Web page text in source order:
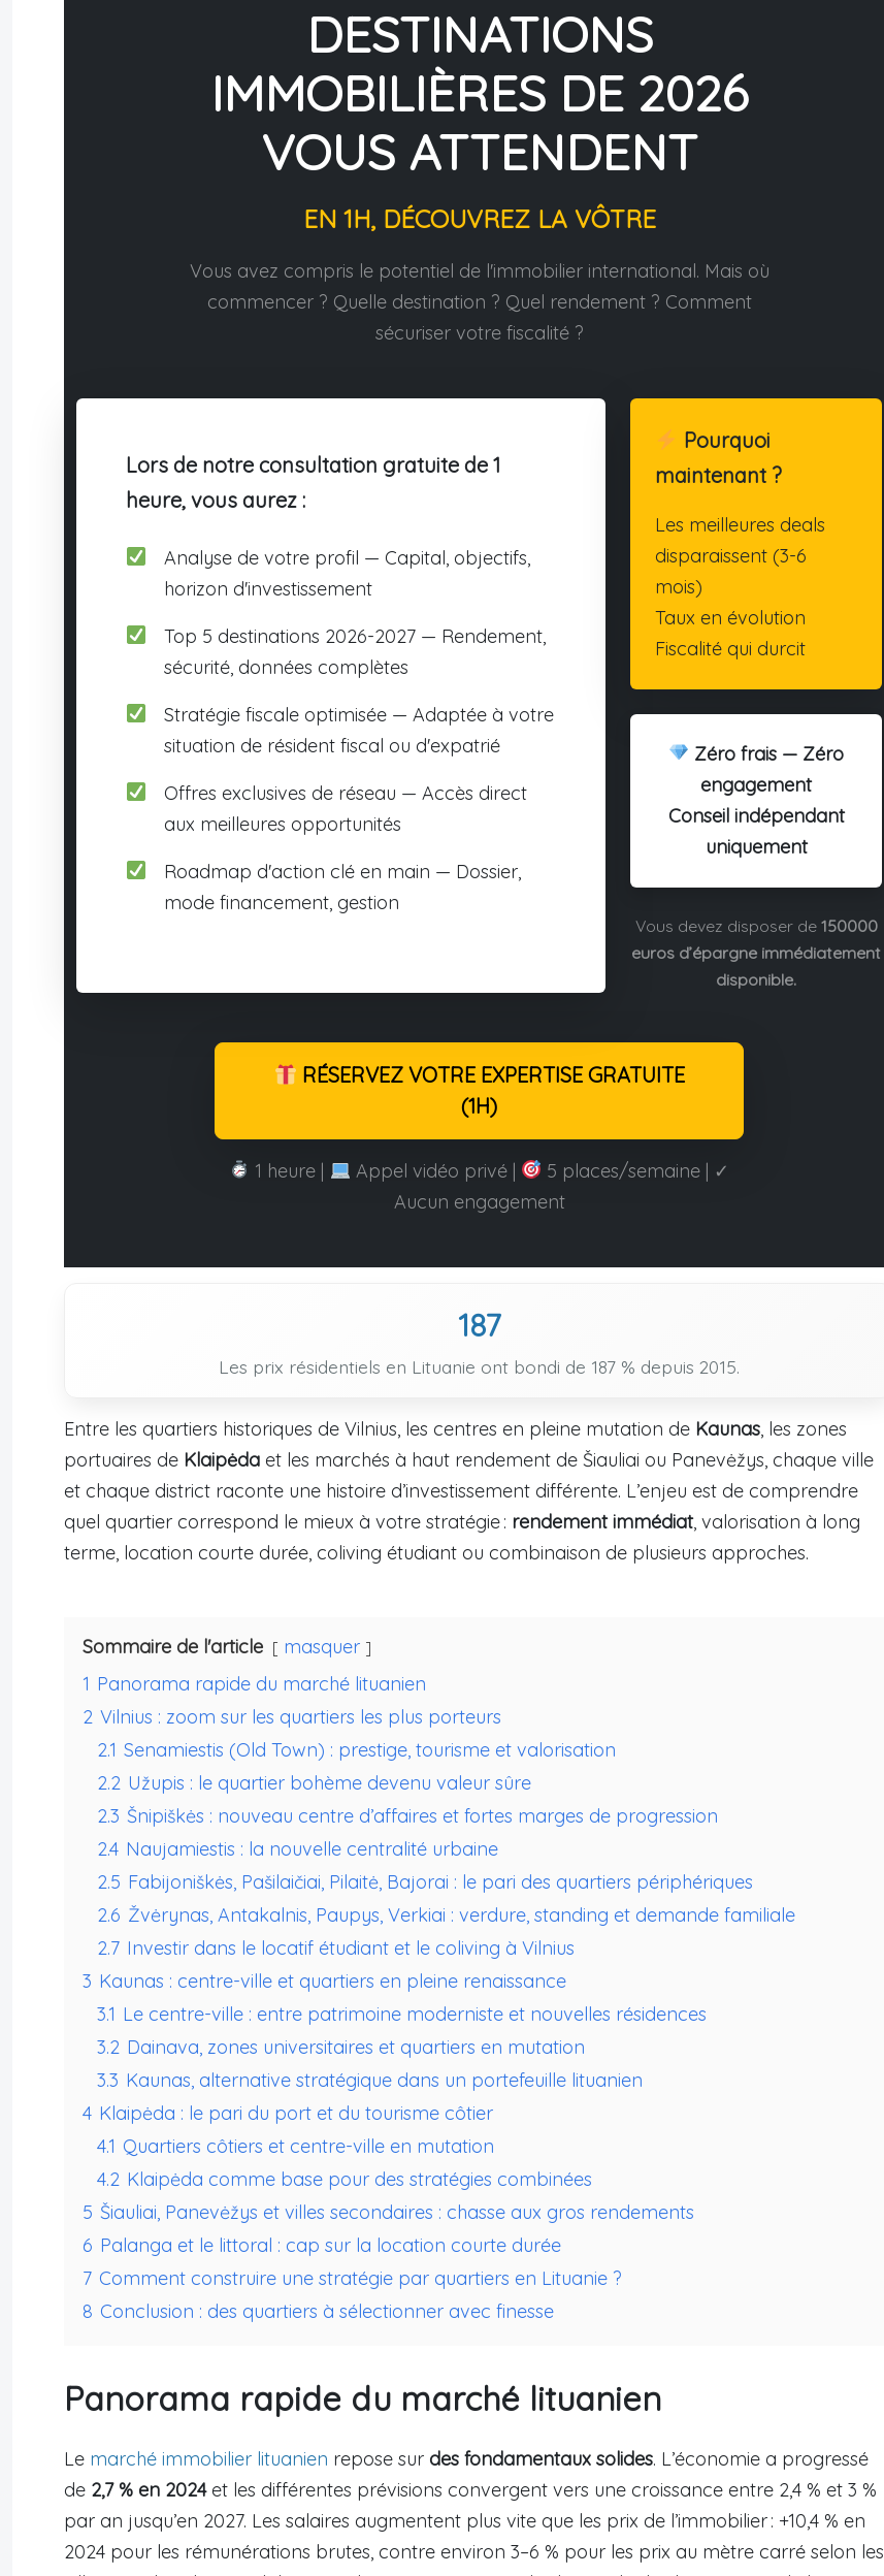
DESTINATIONS
IMMOBILIÈRES DE 2026
VOUS ATTENDENT
EN 1H, DÉCOUVREZ LA VÔTRE
Vous avez compris le potentiel de l'immobilier international. Mais où
commencer ? Quelle destination ? Quel rendement ? Comment
sécuriser votre fiscalité ?
Lors de notre consultation gratuite de 1
heure, vous aurez :
Analyse de votre profil — Capital, objectifs,
horizon d'investissement
Top 5 destinations 2026-2027 — Rendement,
sécurité, données complètes
Stratégie fiscale optimisée — Adaptée à votre
situation de résident fiscal ou d'expatrié
Offres exclusives de réseau — Accès direct
aux meilleures opportunités
Roadmap d'action clé en main — Dossier,
mode financement, gestion
Pourquoi
maintenant ?
Les meilleures deals
disparaissent (3-6
mois)
Taux en évolution
Fiscalité qui durcit
Zéro frais — Zéro
engagement
Conseil indépendant
uniquement
Vous devez disposer de 150000
euros d’épargne immédiatement
disponible.
RÉSERVEZ VOTRE EXPERTISE GRATUITE
(1H)
1 heure | Appel vidéo privé |
5 places/semaine | ✓
Aucun engagement
187
Les prix résidentiels en Lituanie ont bondi de 187 % depuis 2015.
Entre les quartiers historiques de Vilnius, les centres en pleine mutation de Kaunas , les zones
portuaires de Klaipėda et les marchés à haut rendement de Šiauliai ou Panevėžys, chaque ville
et chaque district raconte une histoire d’investissement différente. L’enjeu est de comprendre
quel quartier correspond le mieux à votre stratégie : rendement immédiat, valorisation à long
terme, location courte durée, coliving étudiant ou combinaison de plusieurs approches.
Sommaire de l'article
masquer
1 Panorama rapide du marché lituanien
2 Vilnius : zoom sur les quartiers les plus porteurs
2.1 Senamiestis (Old Town) : prestige, tourisme et valorisation
2.2 Užupis : le quartier bohème devenu valeur sûre
2.3 Šnipiškės : nouveau centre d’affaires et fortes marges de progression
2.4 Naujamiestis : la nouvelle centralité urbaine
2.5 Fabijoniškės, Pašilaičiai, Pilaitė, Bajorai : le pari des quartiers périphériques
2.6 Žvėrynas, Antakalnis, Paupys, Verkiai : verdure, standing et demande familiale
2.7 Investir dans le locatif étudiant et le coliving à Vilnius
3 Kaunas : centre-ville et quartiers en pleine renaissance
3.1 Le centre-ville : entre patrimoine moderniste et nouvelles résidences
3.2 Dainava, zones universitaires et quartiers en mutation
3.3 Kaunas, alternative stratégique dans un portefeuille lituanien
4 Klaipėda : le pari du port et du tourisme côtier
4.1 Quartiers côtiers et centre-ville en mutation
4.2 Klaipėda comme base pour des stratégies combinées
5 Šiauliai, Panevėžys et villes secondaires : chasse aux gros rendements
6 Palanga et le littoral : cap sur la location courte durée
7 Comment construire une stratégie par quartiers en Lituanie ?
8 Conclusion : des quartiers à sélectionner avec finesse
Panorama rapide du marché lituanien
Le marché immobilier lituanien repose sur des fondamentaux solides. L’économie a progressé
de 2,7 % en 2024et les différentes prévisions convergent vers une croissance entre 2,4 % et 3 %
par an jusqu’en 2027. Les salaires augmentent plus vite que les prix de l’immobilier : +10,4 % en
2024 pour les rémunérations brutes, contre environ 3–6 % pour les prix au mètre carré selon les